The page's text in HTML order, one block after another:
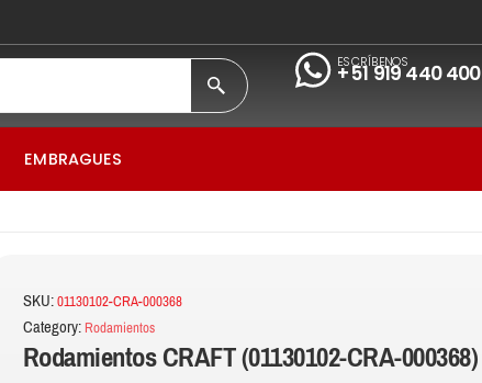
ESCRÍBENOS
+51 919 440 400
EMBRAGUES
SKU:01130102-CRA-000368
Category: Rodamientos
Rodamientos CRAFT (01130102-CRA-000368)